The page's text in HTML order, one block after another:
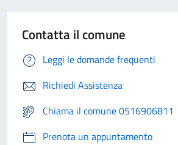
Contatta il comune
Leggi le domande frequenti
Richiedi Assistenza
Chiama il comune 0516906811
Prenota un appuntamento